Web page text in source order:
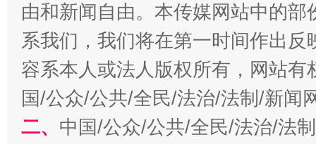
揭批美国五大"原罪" "炒
由和新闻自由。本传媒网站中的
系我们，我们将在第一时间作出
容系本人或法人版权所有，网站
国/公众/公共/全民/法治/法制/新闻
二、 中国/公众/公共/全民/法治/法